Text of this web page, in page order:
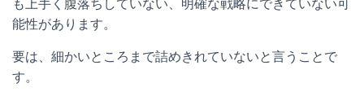
も上手く腹落ちしていない、明確な戦略にできていない可
能性があります。
要は、細かいところまで詰めきれていないと言うことで
す。